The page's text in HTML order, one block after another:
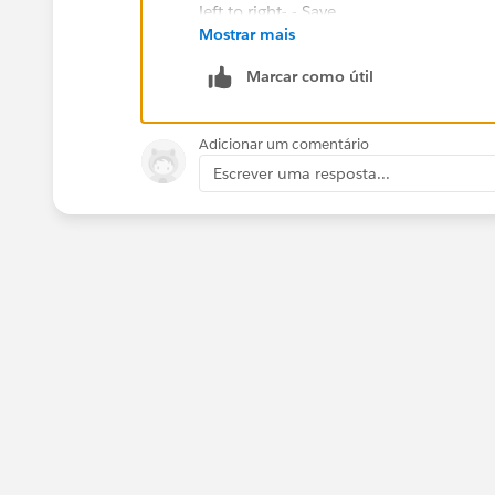
You can also follow the help document-
https://help.salesforce.com/
Mostrar mais
Marcar como útil
Adicionar um comentário
Escrever uma resposta...